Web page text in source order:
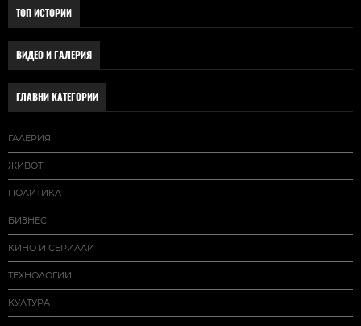
ТОП ИСТОРИИ
ВИДЕО И ГАЛЕРИЯ
ГЛАВНИ КАТЕГОРИИ
ГАЛЕРИЯ
ЖИВОТ
ПОЛИТИКА
БИЗНЕС
КИНО И СЕРИАЛИ
ТЕХНОЛОГИИ
КУЛТУРА